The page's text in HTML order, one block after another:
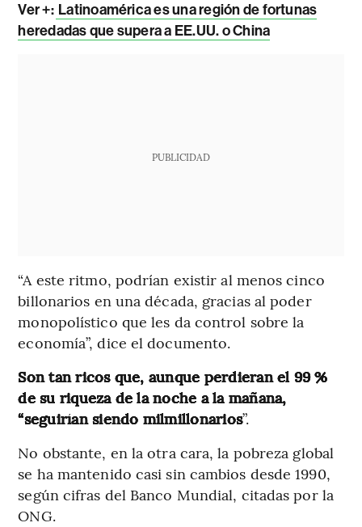
Ver +: Latinoamérica es una región de fortunas
heredadas que supera a EE.UU. o China
PUBLICIDAD
“A este ritmo, podrían existir al menos cinco
billonarios en una década, gracias al poder
monopolístico que les da control sobre la
economía”, dice el documento.
Son tan ricos que, aunque perdieran el 99 %
de su riqueza de la noche a la mañana,
“seguirían siendo milmillonarios”.
No obstante, en la otra cara, la pobreza global
se ha mantenido casi sin cambios desde 1990,
según cifras del Banco Mundial, citadas por la
ONG.